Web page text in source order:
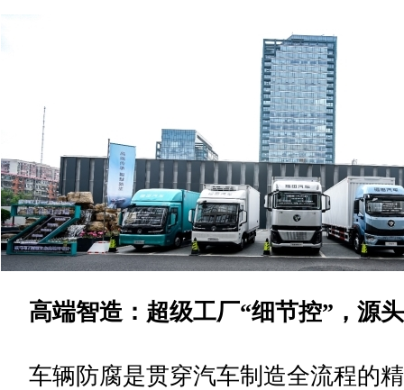
高端智造：超级工厂“细节控”，源
车辆防腐是贯穿汽车制造全流程的